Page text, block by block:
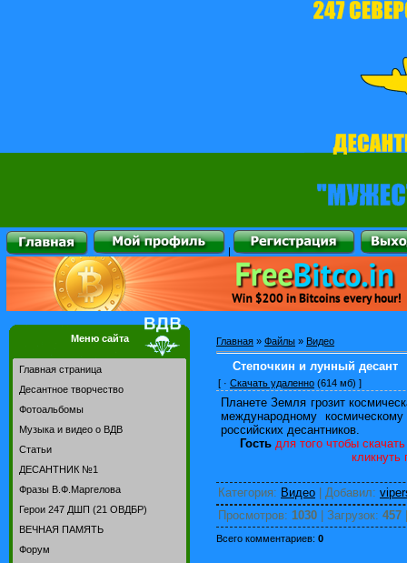
|
Меню сайта
Главная страница
Десантное творчество
Фотоальбомы
Музыка и видео о ВДВ
Статьи
ДЕСАНТНИК №1
Фразы В.Ф.Маргелова
Герои 247 ДШП (21 ОВДБР)
ВЕЧНАЯ ПАМЯТЬ
Форум
Главная » Файлы » Видео
Степочкин и лунный десант
[ · Скачать удаленно (614 мб) ]
Планете Земля грозит
международному
российских десантников.
Гость для того чтобы
Категория: Видео | Добавил:
Просмотров: 1030 | Загрузок: 457
Всего комментариев: 0